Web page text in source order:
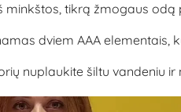
tikrą žmogaus odą
dviem AAA elementais,
nuplaukite šiltu vandeniu ir